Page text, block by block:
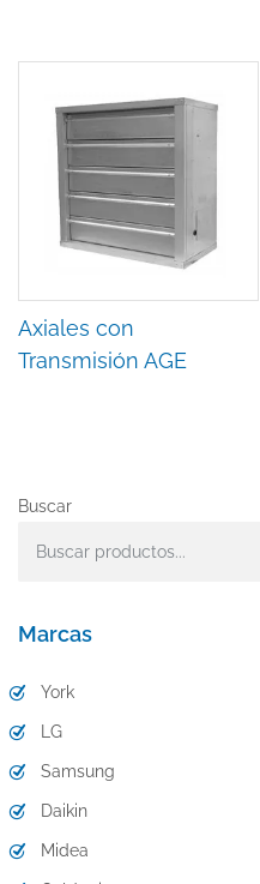
Axiales con
Transmisión AGE
Buscar
Marcas
York
LG
Samsung
Daikin
Midea